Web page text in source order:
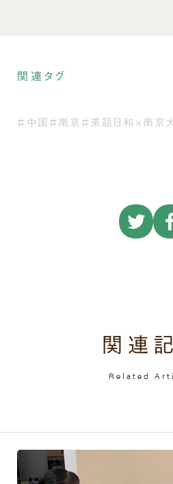
関連タグ
＃中国＃南京＃茶話日和×南京
関連
Related